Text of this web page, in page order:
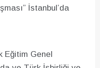
İstanbul’da
Eğitim Genel